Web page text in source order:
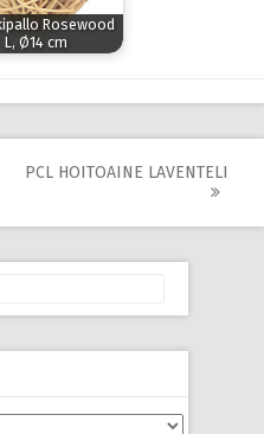
Rosewood
L, Ø14 cm
PCL HOITOAINE LAVENTELI